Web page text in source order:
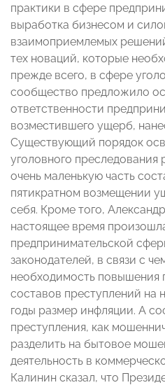
практики в сфере
выработка бизнесом и
взаимоприемлемых
тех новаций, которые
прежде всего, в сфере
сообщество предложило
ответственности
возместившего ущерб,
Существующий порядок
уголовного преследования
очень маленькую часть
пятикратном возмещении
себя. Кроме того,
настоящее время
предпринимательской
законодателей, в связи с
необходимость повышения
составов преступлений на
годы размер инфляции. А
преступления, как
разделить на бытовое
деятельность в
Калинин сказал, что